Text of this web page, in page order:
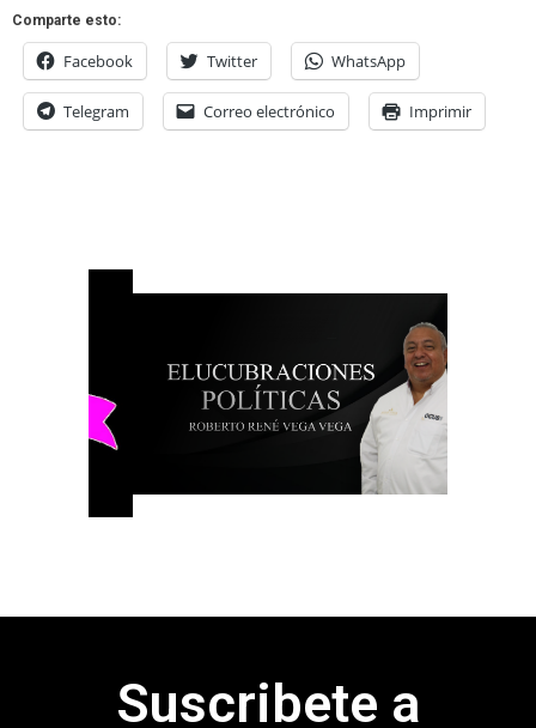
Comparte esto:
Facebook Twitter WhatsApp
Telegram Correo electrónico Imprimir
Suscribete a